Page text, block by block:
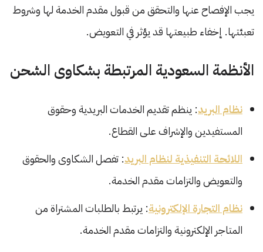
يجب الإفصاح عنها والتحقق من قبول مقدم الخدمة لها وشروط
تعبئتها. إخفاء طبيعتها قد يؤثر في التعويض.
الأنظمة السعودية المرتبطة بشكاوى الشحن
نظام البريد: ينظم تقديم الخدمات البريدية وحقوق
المستفيدين والإشراف على القطاع.
اللائحة التنفيذية لنظام البريد: تفصل الشكاوى والحقوق
والتعويض والتزامات مقدم الخدمة.
نظام التجارة الإلكترونية: يرتبط بالطلبات المشتراة من
المتاجر الإلكترونية والتزامات مقدم الخدمة.